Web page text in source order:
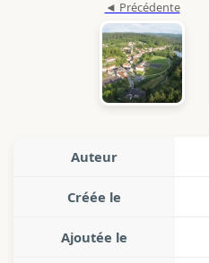
Auteur
Créée le
Ajoutée le